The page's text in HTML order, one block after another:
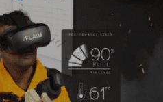
🖨️ IMPRIMER